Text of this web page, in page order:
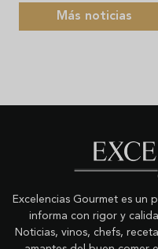
Más noticias
Excelencias Gourmet es
informa con rigor y
Noticias, vinos, chefs,